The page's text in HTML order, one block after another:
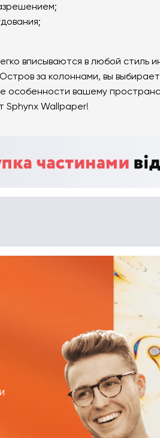
вписываются в любой стиль
за колоннами, вы
особенности вашему
Sphynx Wallpaper!